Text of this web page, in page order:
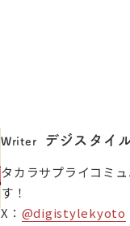
Writer デジスタイ
タカラサプライコミ
す！
X： @digistylekyoto